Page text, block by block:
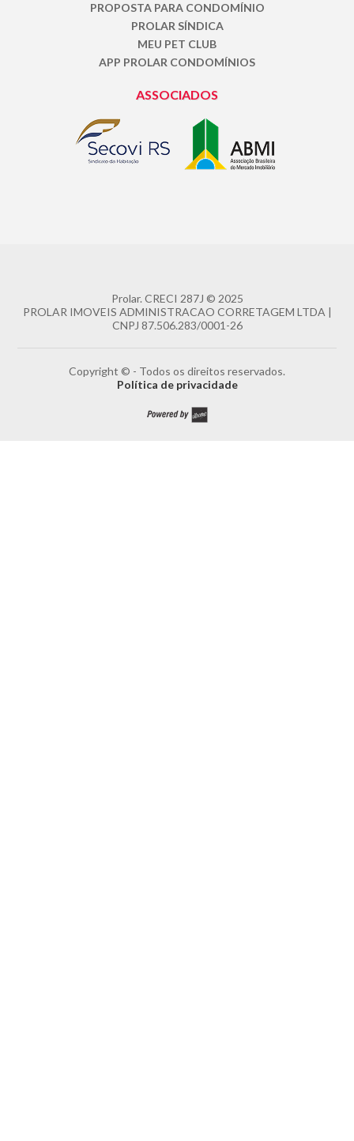
PROPOSTA PARA CONDOMÍNIO
PROLAR SÍNDICA
MEU PET CLUB
APP PROLAR CONDOMÍNIOS
ASSOCIADOS
Prolar. CRECI 287J © 2025
PROLAR IMOVEIS ADMINISTRACAO CORRETAGEM LTDA |
CNPJ 87.506.283/0001-26
Copyright © - Todos os direitos reservados.
Política de privacidade